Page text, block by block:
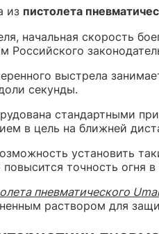
из пистолета
начальная скорость
Российского
выстрела
секунды.
стандартными
в цель на ближней
установить
точность огня
пневматического
раствором для